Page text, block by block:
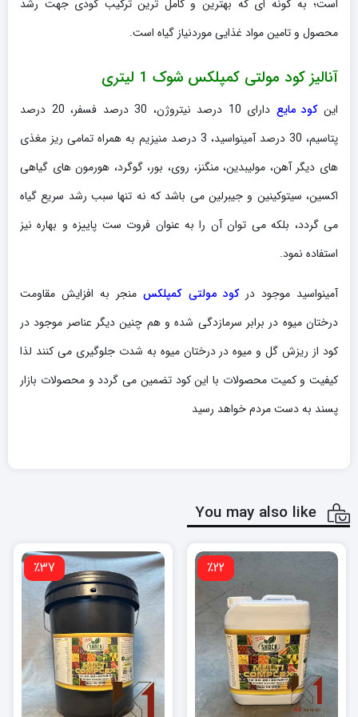
است؛ به گونه ای که بهترین و کامل ترین ترکیب کودی جهت رشد
محصول و تامین مواد غذایی موردنیاز گیاه است.
آنالیز کود مولتی کمپلکس شوک 1 لیتری
اینکود مایع
دارای 10 درصد نیتروژن، 30 درصد فسفر، 20 درصد
پتاسیم، 30 درصد آمینواسید، 3 درصد منیزیم به همراه تمامی ریز مغذی
های دیگر آهن، مولیبدین، منگنز، روی، بور، گوگرد، هورمون های گیاهی
اکسین، سیتوکینین و جیبرلین می باشد که نه تنها سبب رشد سریع گیاه
می گردد، بلکه می توان آن را به عنوان فروت ست پاییزه و بهاره نیز
استفاده نمود.
آمینواسید موجود درکود مولتی کمپلکسمنجر به افزایش مقاومت
درختان میوه در برابر سرمازدگی شده و هم چنین دیگر عناصر موجود در
کود از ریزش گل و میوه در درختان میوه به شدت جلوگیری می کنند لذا
کیفیت و کمیت محصولات با این کود تضمین می گردد و محصولات بازار
پسند به دست مردم خواهد رسید
٪22 ٪37